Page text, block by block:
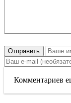
Отправить
Комментариев